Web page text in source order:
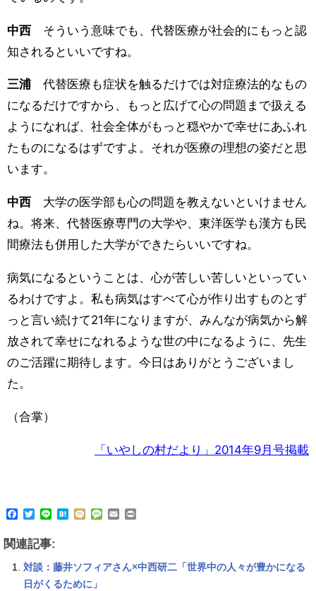
中西 そういう意味でも、代替医療が社会的にもっと認
知されるといいですね。
三浦 代替医療も症状を触るだけでは対症療法的なもの
になるだけですから、もっと広げて心の問題まで扱える
ようになれば、社会全体がもっと穏やかで幸せにあふれ
たものになるはずですよ。それが医療の理想の姿だと思
います。
中西 大学の医学部も心の問題を教えないといけません
ね。将来、代替医療専門の大学や、東洋医学も漢方も民
間療法も併用した大学ができたらいいですね。
病気になるということは、心が苦しい苦しいといってい
るわけですよ。私も病気はすべて心が作り出すものとず
っと言い続けて21年になりますが、みんなが病気から解
放されて幸せになれるような世の中になるように、先生
のご活躍に期待します。今日はありがとうございまし
た。
（合掌）
「いやしの村だより」2014年9月号掲載
c
e
o
i
t
t
e
r
e
H
n
a
M
M
g
E
関連記事:
対談：藤井ソフィアさん×中西研二「世界中の人々が豊かになる
日がくるために」